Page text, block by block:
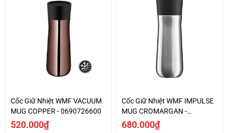
Cốc Giữ Nhiệt WMF VACUUM
MUG COPPER - 0690726600
520.000₫
Cốc Giữ Nhiệt WMF IMPULSE
MUG CROMARGAN -
0690926040
680.000₫